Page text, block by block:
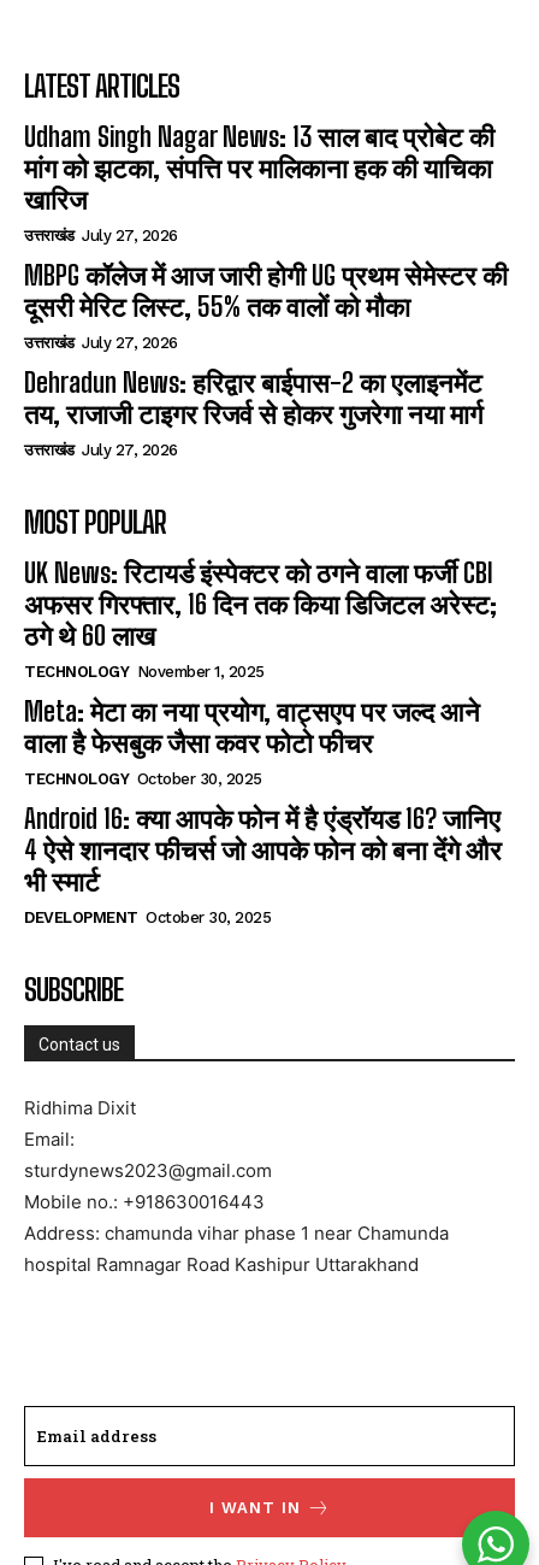
LATEST ARTICLES
Udham Singh Nagar News: 13 साल बाद प्रोबेट की
मांग को झटका, संपत्ति पर मालिकाना हक की याचिका
खारिज
उत्तराखंड July 27, 2026
MBPG कॉलेज में आज जारी होगी UG प्रथम सेमेस्टर की
दूसरी मेरिट लिस्ट, 55% तक वालों को मौका
उत्तराखंड July 27, 2026
Dehradun News: हरिद्वार बाईपास-2 का एलाइनमेंट
तय, राजाजी टाइगर रिजर्व से होकर गुजरेगा नया मार्ग
उत्तराखंड July 27, 2026
MOST POPULAR
UK News: रिटायर्ड इंस्पेक्टर को ठगने वाला फर्जी CBI
अफसर गिरफ्तार, 16 दिन तक किया डिजिटल अरेस्ट;
ठगे थे 60 लाख
TECHNOLOGY November 1, 2025
Meta: मेटा का नया प्रयोग, वाट्सएप पर जल्द आने
वाला है फेसबुक जैसा कवर फोटो फीचर
TECHNOLOGY October 30, 2025
Android 16: क्या आपके फोन में है एंड्रॉयड 16? जानिए
4 ऐसे शानदार फीचर्स जो आपके फोन को बना देंगे और
भी स्मार्ट
DEVELOPMENT October 30, 2025
SUBSCRIBE
Contact us
Ridhima Dixit
Email:
sturdynews2023@gmail.com
Mobile no.: +918630016443
Address: chamunda vihar phase 1 near Chamunda
hospital Ramnagar Road Kashipur Uttarakhand
I WANT IN